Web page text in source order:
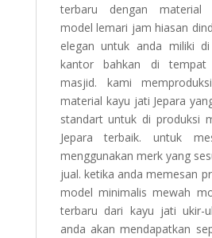
terbaru dengan material
model lemari jam hiasan
elegan untuk anda miliki
kantor bahkan di tempat
masjid. kami
material kayu jati Jepara
standart untuk di produksi
Jepara terbaik. untuk
menggunakan merk yang
jual. ketika anda memesan
model minimalis mewah
terbaru dari kayu jati ukir-
anda akan mendapatkan